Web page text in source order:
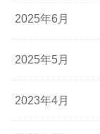
2025年6月
2025年5月
2023年4月